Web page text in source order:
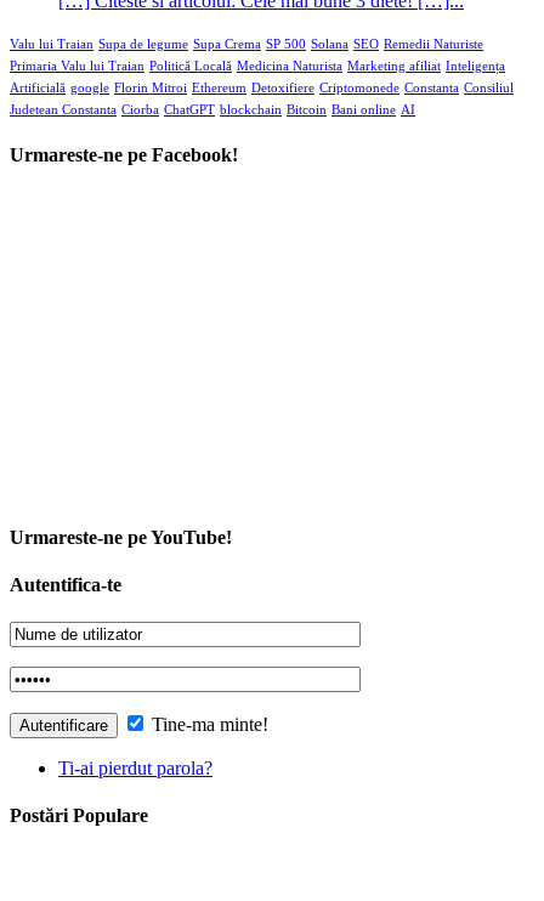
Valu lui Traian Supa de legume Supa Crema SP 500 Solana SEO Remedii Naturiste
Primaria Valu lui Traian Politică Locală Medicina Naturista Marketing afiliat Inteligența
Artificială google Florin Mitroi Ethereum Detoxifiere Criptomonede Constanta Consiliul
Judetean Constanta Ciorba ChatGPT blockchain Bitcoin Bani online AI
Urmareste-ne pe Facebook!
Urmareste-ne pe YouTube!
Autentifica-te
Tine-ma minte!
Ti-ai pierdut parola?
Postări Populare